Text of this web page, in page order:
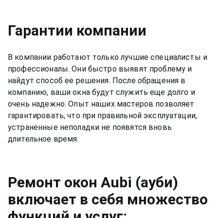
Гарантии компании
В компании работают только лучшие специалисты и
профессионалы. Они быстро выявят проблему и
найдут способ ее решения. После обращения в
компанию, ваши окна будут служить еще долго и
очень надежно. Опыт наших мастеров позволяет
гарантировать, что при правильной эксплуатации,
устраненные неполадки не появятся вновь
длительное время.
Ремонт окон Aubi (ауби)
включает в себя множество